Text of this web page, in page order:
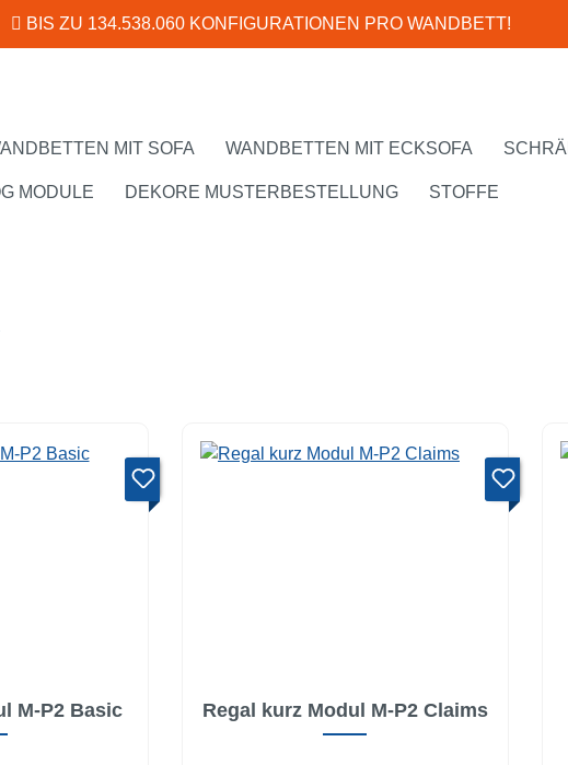
BIS ZU 134.538.060 KONFIGURATIONEN PRO WANDBETT!
MIT SOFA WANDBETTEN MIT ECKSOFA
MODULE DEKORE MUSTERBESTELLUNG STOFFE
M-P2 Basic Regal kurz Modul M-P2 Claims